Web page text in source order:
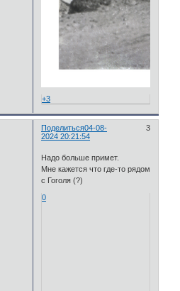
+3
Поделиться 3
04-08-
2024 20:21:54
Надо больше примет.
Мне кажется что где-то рядом
с Гоголя (?)
0